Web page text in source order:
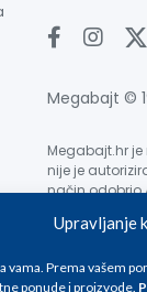
Upravljanje
vama. Prema vašem
ponude i proizvode.
Megabajt ©
Megabajt.hr
nije je
način odobrio